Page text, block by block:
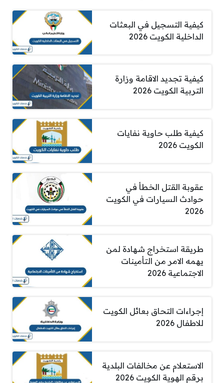
كيفية التسجيل في البعثات
الداخلية الكويت 2026
كيفية تجديد الاقامة وزارة
التربية الكويت 2026
كيفية طلب حاوية نفايات
الكويت 2026
عقوبة القتل الخطأ في
حوادث السيارات في الكويت
2026
طريقة استخراج شهادة لمن
يهمه الامر من التأمينات
الاجتماعية 2026
إجراءات التحاق بعائل الكويت
للاطفال 2026
الاستعلام عن مخالفات البلدية
برقم الهوية الكويت 2026